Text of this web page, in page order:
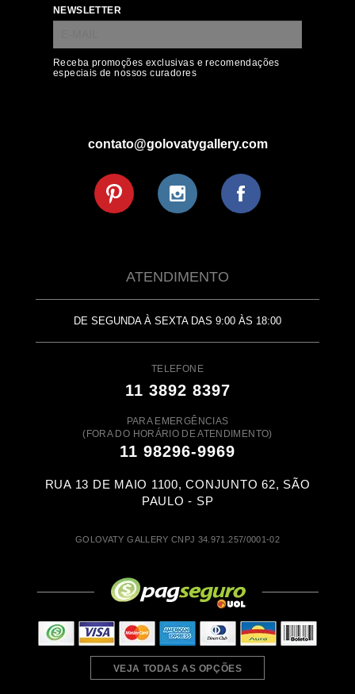
NEWSLETTER
Receba promoções exclusivas e recomendações
especiais de nossos curadores
contato@golovatygallery.com
ATENDIMENTO
DE SEGUNDA À SEXTA DAS 9:00 ÀS 18:00
TELEFONE
11 3892 8397
PARA EMERGÊNCIAS
(FORA DO HORÁRIO DE ATENDIMENTO)
11 98296-9969
RUA 13 DE MAIO 1100, CONJUNTO 62, SÃO
PAULO - SP
GOLOVATY GALLERY CNPJ 34.971.257/0001-02
VEJA TODAS AS OPÇÕES